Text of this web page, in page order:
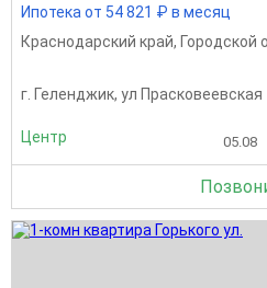
Ипотека от 54 821 ₽ в месяц
Краснодарский край, Городской
г. Геленджик, ул Прасковеевская
Центр 05.08